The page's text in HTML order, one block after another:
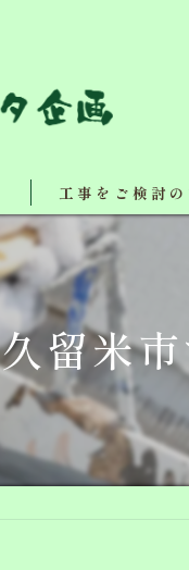
工事をご検討の
塗装・リフォーム
断熱、防音、結露防
屋根カバー工法
久留米